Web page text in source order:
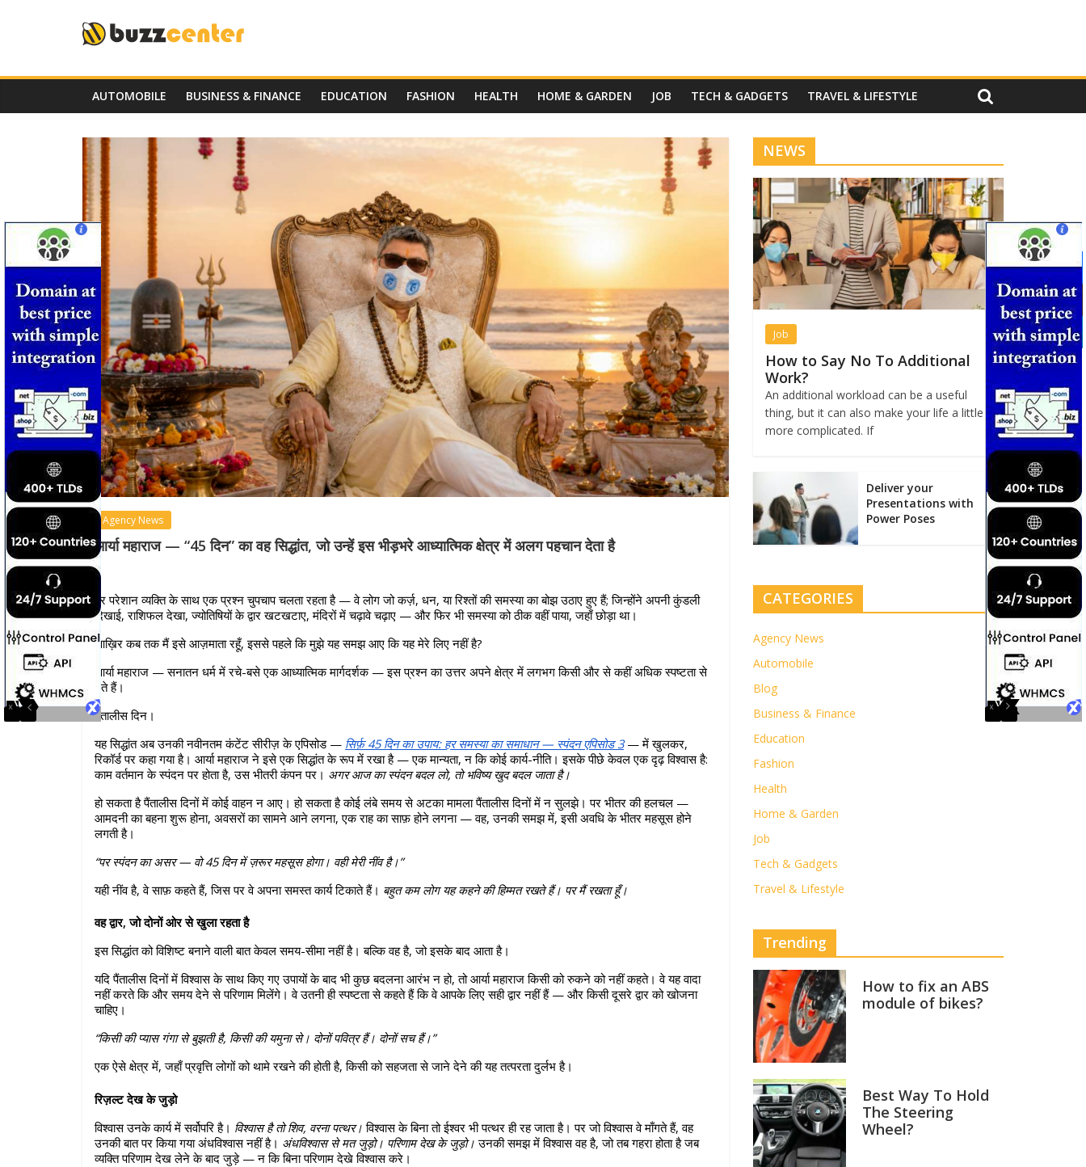
AUTOMOBILE BUSINESS & FINANCE EDUCATION FASHION HEALTH HOME & GARDEN JOB TECH & GADGETS TRAVEL & LIFESTYLE
Agency News
आर्या महाराज — “45 दिन” का वह सिद्धांत, जो उन्हें इस भीड़भरे आध्यात्मिक क्षेत्र में अलग पहचान देता है
हर परेशान व्यक्ति के साथ एक प्रश्न चुपचाप चलता रहता है — वे लोग जो कर्ज़, धन, या रिश्तों की समस्या का बोझ उठाए हुए हैं; जिन्होंने अपनी कुंडली
दिखाई, राशिफल देखा, ज्योतिषियों के द्वार खटखटाए, मंदिरों में चढ़ावे चढ़ाए — और फिर भी समस्या को ठीक वहीं पाया, जहाँ छोड़ा था।
आख़िर कब तक मैं इसे आज़माता रहूँ, इससे पहले कि मुझे यह समझ आए कि यह मेरे लिए नहीं है?
आर्या महाराज — सनातन धर्म में रचे-बसे एक आध्यात्मिक मार्गदर्शक — इस प्रश्न का उत्तर अपने क्षेत्र में लगभग किसी और से कहीं अधिक स्पष्टता से
देते हैं।
पैंतालीस दिन।
यह सिद्धांत अब उनकी नवीनतम कंटेंट सीरीज़ के एपिसोड — सिर्फ़ 45 दिन का उपाय: हर समस्या का समाधान — स्पंदन एपिसोड 3 — में खुलकर,
रिकॉर्ड पर कहा गया है। आर्या महाराज ने इसे एक सिद्धांत के रूप में रखा है — एक मान्यता, न कि कोई कार्य-नीति। इसके पीछे केवल एक दृढ़ विश्वास है:
काम वर्तमान के स्पंदन पर होता है, उस भीतरी कंपन पर। अगर आज का स्पंदन बदल लो, तो भविष्य खुद बदल जाता है।
हो सकता है पैंतालीस दिनों में कोई वाहन न आए। हो सकता है कोई लंबे समय से अटका मामला पैंतालीस दिनों में न सुलझे। पर भीतर की हलचल —
आमदनी का बहना शुरू होना, अवसरों का सामने आने लगना, एक राह का साफ़ होने लगना — वह, उनकी समझ में, इसी अवधि के भीतर महसूस होने
लगती है।
“पर स्पंदन का असर — वो 45 दिन में ज़रूर महसूस होगा। वही मेरी नींव है।”
यही नींव है, वे साफ़ कहते हैं, जिस पर वे अपना समस्त कार्य टिकाते हैं। बहुत कम लोग यह कहने की हिम्मत रखते हैं। पर मैं रखता हूँ।
वह द्वार, जो दोनों ओर से खुला रहता है
इस सिद्धांत को विशिष्ट बनाने वाली बात केवल समय-सीमा नहीं है। बल्कि वह है, जो इसके बाद आता है।
यदि पैंतालीस दिनों में विश्वास के साथ किए गए उपायों के बाद भी कुछ बदलना आरंभ न हो, तो आर्या महाराज किसी को रुकने को नहीं कहते। वे यह वादा
नहीं करते कि और समय देने से परिणाम मिलेंगे। वे उतनी ही स्पष्टता से कहते हैं कि वे आपके लिए सही द्वार नहीं हैं — और किसी दूसरे द्वार को खोजना
चाहिए।
“किसी की प्यास गंगा से बुझती है, किसी की यमुना से। दोनों पवित्र हैं। दोनों सच हैं।”
एक ऐसे क्षेत्र में, जहाँ प्रवृत्ति लोगों को थामे रखने की होती है, किसी को सहजता से जाने देने की यह तत्परता दुर्लभ है।
रिज़ल्ट देख के जुड़ो
विश्वास उनके कार्य में सर्वोपरि है। विश्वास है तो शिव, वरना पत्थर। विश्वास के बिना तो ईश्वर भी पत्थर ही रह जाता है। पर जो विश्वास वे माँगते हैं, वह
उनकी बात पर किया गया अंधविश्वास नहीं है। अंधविश्वास से मत जुड़ो। परिणाम देख के जुड़ो। उनकी समझ में विश्वास वह है, जो तब गहरा होता है जब
व्यक्ति परिणाम देख लेने के बाद जुड़े — न कि बिना परिणाम देखे विश्वास करे।
NEWS
Job
How to Say No To Additional
Work?
An additional workload can be a useful
thing, but it can also make your life a little
more complicated. If
Deliver your
Presentations with
Power Poses
CATEGORIES
Agency News
Automobile
Blog
Business & Finance
Education
Fashion
Health
Home & Garden
Job
Tech & Gadgets
Travel & Lifestyle
Trending
How to fix an ABS
module of bikes?
Best Way To Hold
The Steering
Wheel?